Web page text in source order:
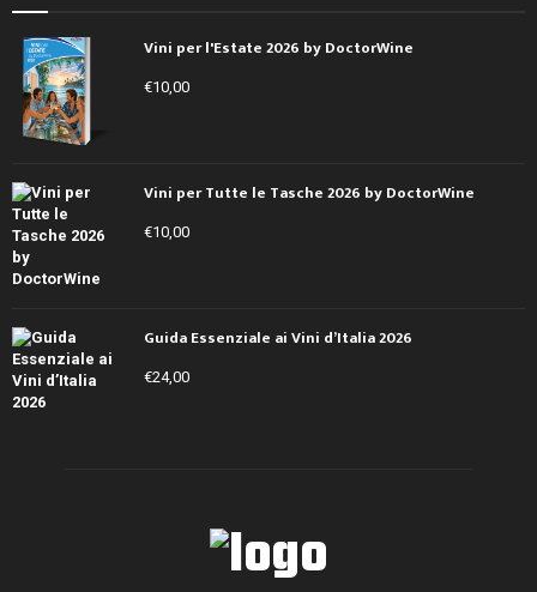
Vini per l'Estate 2026 by DoctorWine
€10,00
Vini per Tutte le Tasche 2026 by DoctorWine
€10,00
Guida Essenziale ai Vini d’Italia 2026
€24,00